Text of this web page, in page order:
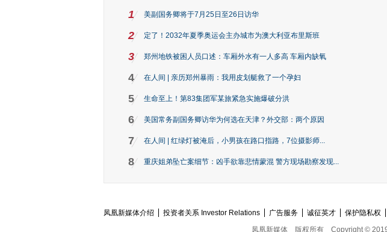
1 美副国务卿将于7月25日至26日访华
2 定了！2032年夏季奥运会主办城市为澳大利亚布里斯班
3 郑州地铁被困人员口述：车厢外水有一人多高 车厢内缺氧
4 在人间 | 亲历郑州暴雨：我用皮划艇救了一个孕妇
5 生命至上！第83集团军某旅紧急实施爆破分洪
6 美国常务副国务卿访华为何选在天津？外交部：两个原因
7 在人间 | 红绿灯被淹后，小男孩在路口指路，7位摄影师...
8 重庆姐弟坠亡案细节：凶手欲靠悲情蒙混 警方现场勘察发现...
凤凰新媒体介绍 投资者关系 Investor Relations 广告服务 诚征英才 保护隐私权
凤凰新媒体
版权所有 Copyright ©